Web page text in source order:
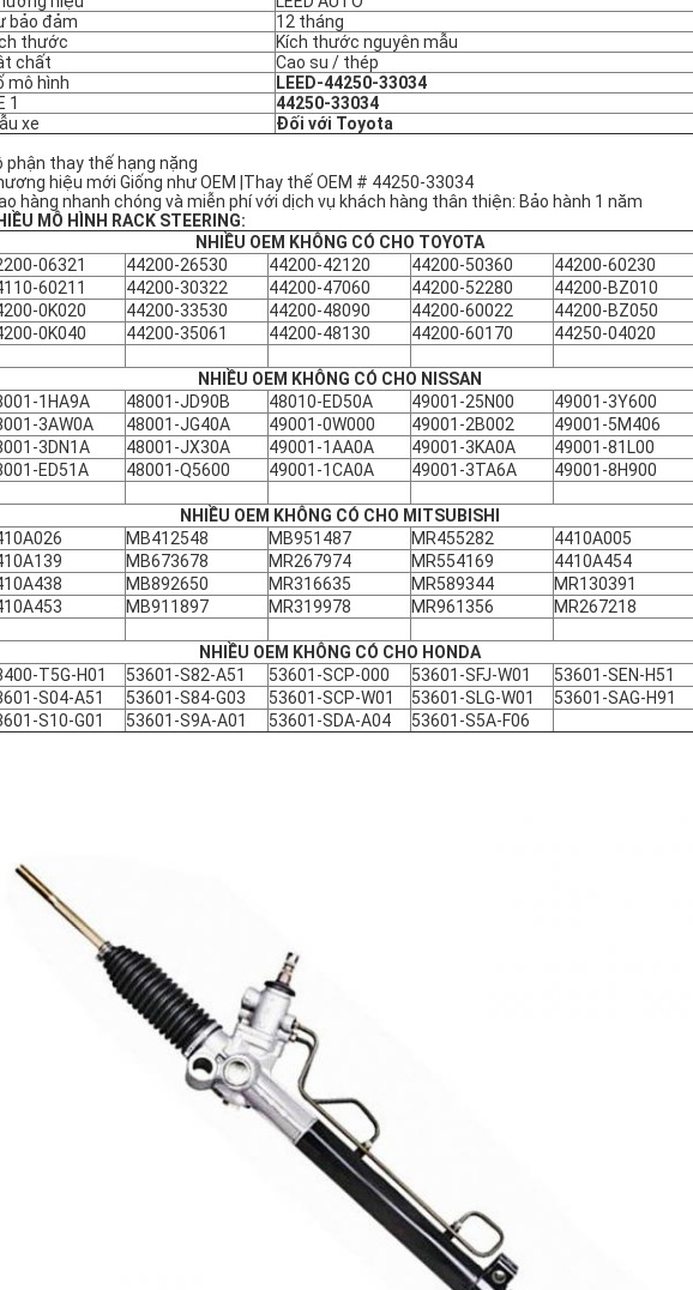
bảo đảm
12 tháng
thước
Kích thước nguyên mẫu
chất
Cao su / thép
mô hình
LEED-44250-33034
1
44250-33034
xe
Đối với Toyota
phận thay thế hạng nặng
hiệu mới Giống như OEM |Thay thế OEM # 44250-33034
hàng nhanh chóng và miễn phí với dịch vụ khách hàng thân thiện: Bảo hành 1 năm
MÔ HÌNH RACK STEERING:
NHIỀU OEM KHÔNG CÓ CHO TOYOTA
06321
44200-26530 44200-42120 44200-50360
44200-60230
60211
44200-30322 44200-47060 44200-52280
44200-BZ010
0K020
44200-33530 44200-48090 44200-60022
44200-BZ050
0K040
44200-35061 44200-48130 44200-60170 44250-04020
NHIỀU OEM KHÔNG CÓ CHO NISSAN
1HA9A
48001-JD90B 48010-ED50A 49001-25N00
49001-3Y600
3AW0A
48001-JG40A 49001-0W000 49001-2B002
49001-5M406
3DN1A
48001-JX30A 49001-1AA0A 49001-3KA0A
49001-81L00
ED51A
48001-Q5600 49001-1CA0A 49001-3TA6A 49001-8H900
NHIỀU OEM KHÔNG CÓ CHO MITSUBISHI
MB412548 MB951487 MR455282
4410A005
MB673678 MR267974 MR554169
4410A454
MB892650 MR316635 MR589344
MR130391
MB911897 MR319978 MR961356 MR267218
NHIỀU OEM KHÔNG CÓ CHO HONDA
T5G-H01
53601-S82-A51 53601-SCP-000 53601-SFJ-W01
53601-SEN-H51
S04-A51
53601-S84-G03 53601-SCP-W01 53601-SLG-W01
53601-SAG-H91
S10-G01
53601-S9A-A01 53601-SDA-A04 53601-S5A-F06